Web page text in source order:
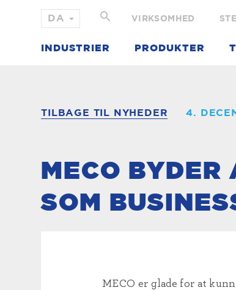
VIRKSOMHED
INDUSTRIER PRODUKTER
TILBAGE TIL NYHEDER 4.
MECO
SOM
MECO er glade for at